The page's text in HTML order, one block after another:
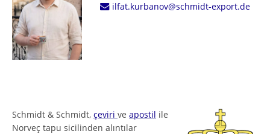
ilfat.kurbanov@schmidt-export.de
Schmidt & Schmidt, çeviri ve apostil ile
Norveç tapu sicilinden alıntılar